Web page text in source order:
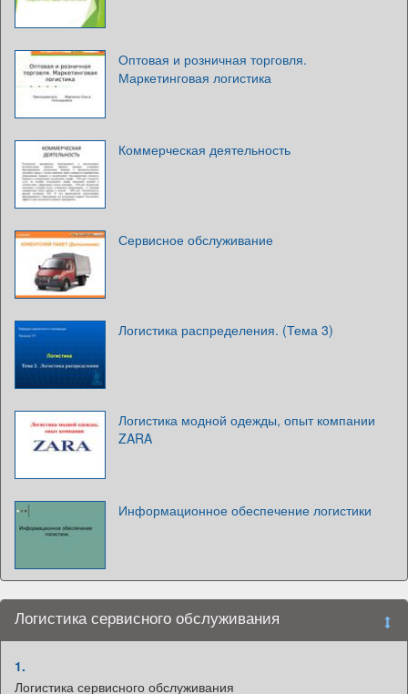
Оптовая и розничная торговля.
Маркетинговая логистика
Коммерческая деятельность
Сервисное обслуживание
Логистика распределения. (Тема 3)
Логистика модной одежды, опыт компании
ZARA
Информационное обеспечение логистики
Логистика сервисного обслуживания
1.
Логистика сервисного обслуживания